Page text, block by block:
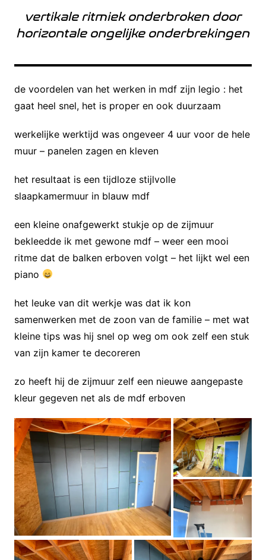
vertikale ritmiek onderbroken door
horizontale ongelijke onderbrekingen
de voordelen van het werken in mdf zijn legio : het
gaat heel snel, het is proper en ook duurzaam
werkelijke werktijd was ongeveer 4 uur voor de hele
muur – panelen zagen en kleven
het resultaat is een tijdloze stijlvolle
slaapkamermuur in blauw mdf
een kleine onafgewerkt stukje op de zijmuur
bekleedde ik met gewone mdf – weer een mooi
ritme dat de balken erboven volgt – het lijkt wel een
piano
het leuke van dit werkje was dat ik kon
samenwerken met de zoon van de familie – met wat
kleine tips was hij snel op weg om ook zelf een stuk
van zijn kamer te decoreren
zo heeft hij de zijmuur zelf een nieuwe aangepaste
kleur gegeven net als de mdf erboven